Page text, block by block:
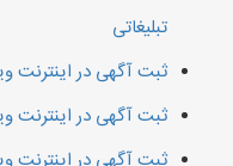
تبلیغاتی
ثبت آگهی در اینترنت
ثبت آگهی در اینترنت